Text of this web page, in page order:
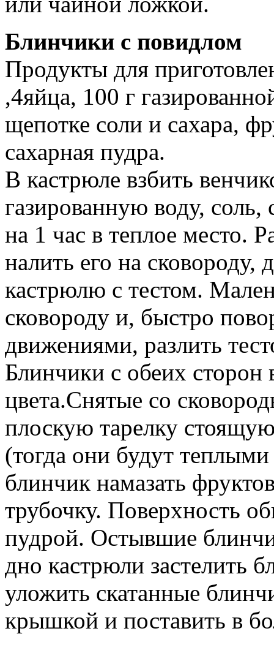
Блинчики с повидлом
Продукты для
,4яйца, 100 г
щепотке соли и сахара,
сахарная пудра.
В кастрюле взбить
газированную воду, соль,
на 1 час в теплое место.
налить его на сковороду,
кастрюлю с тестом.
сковороду и, быстро
движениями, разлить
Блинчики с обеих сторон
цвета.Снятые со
плоскую тарелку
(тогда они будут
блинчик намазать
трубочку. Поверхность
пудрой. Остывшие
дно кастрюли застелить
уложить скатанные
крышкой и поставить в